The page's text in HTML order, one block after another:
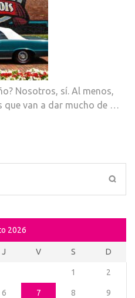
Nosotros, sí. Al menos,
que van a dar mucho de …
2026
J V S D
1 2
6 7 8 9